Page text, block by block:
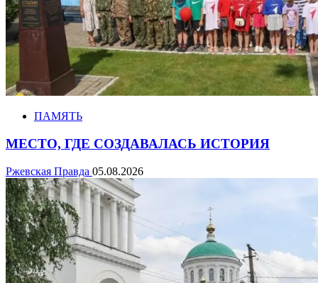
ПАМЯТЬ
МЕСТО, ГДЕ СОЗДАВАЛАСЬ ИСТОРИЯ
Ржевская Правда 05.08.2026